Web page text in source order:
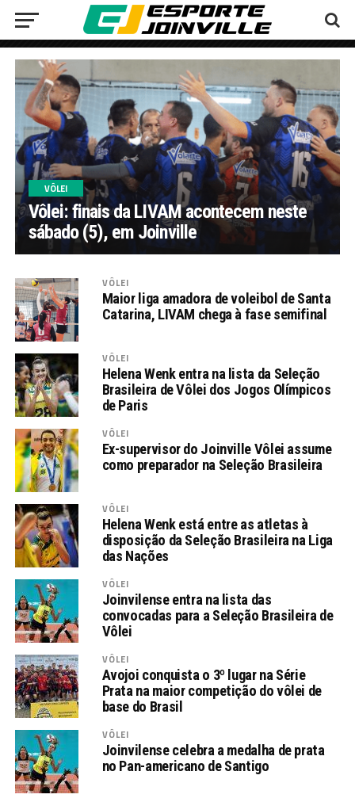
VÔLEI
Vôlei: finais da LIVAM acontecem neste
sábado (5), em Joinville
VÔLEI
Maior liga amadora de voleibol de Santa
Catarina, LIVAM chega à fase semifinal
VÔLEI
Helena Wenk entra na lista da Seleção
Brasileira de Vôlei dos Jogos Olímpicos
de Paris
VÔLEI
Ex-supervisor do Joinville Vôlei assume
como preparador na Seleção Brasileira
VÔLEI
Helena Wenk está entre as atletas à
disposição da Seleção Brasileira na Liga
das Nações
VÔLEI
Joinvilense entra na lista das
convocadas para a Seleção Brasileira de
Vôlei
VÔLEI
Avojoi conquista o 3º lugar na Série
Prata na maior competição do vôlei de
base do Brasil
VÔLEI
Joinvilense celebra a medalha de prata
no Pan-americano de Santigo